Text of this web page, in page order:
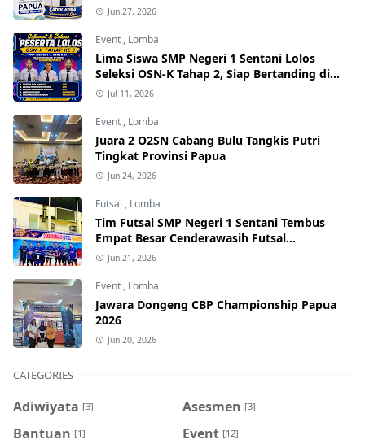
Jun 27, 2026
Event , Lomba
Lima Siswa SMP Negeri 1 Sentani Lolos
Seleksi OSN-K Tahap 2, Siap Bertanding di
Tingkat Provinsi
Jul 11, 2026
Event , Lomba
Juara 2 O2SN Cabang Bulu Tangkis Putri
Tingkat Provinsi Papua
Jun 24, 2026
Futsal , Lomba
Tim Futsal SMP Negeri 1 Sentani Tembus
Empat Besar Cenderawasih Futsal
Championship Series I 2026
Jun 21, 2026
Event , Lomba
Jawara Dongeng CBP Championship Papua
2026
Jun 20, 2026
CATEGORIES
Adiwiyata [3] Asesmen [3]
Bantuan [1] Event [12]